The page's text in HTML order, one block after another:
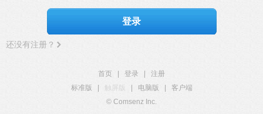
登录
还没有注册？
首页 登录
注册
标准版
触屏版 电脑版
客户端
© Comsenz Inc.